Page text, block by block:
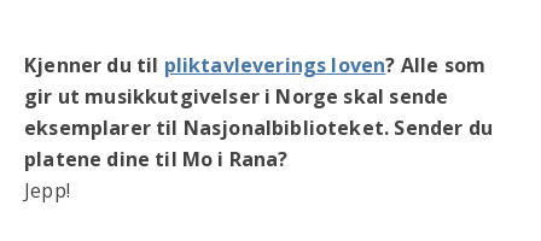
Kjenner du til pliktavleverings loven? Alle som
gir ut musikkutgivelser i Norge skal sende
eksemplarer til Nasjonalbiblioteket. Sender du
platene dine til Mo i Rana?
Jepp!